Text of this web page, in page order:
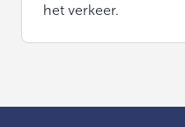
het verkeer.